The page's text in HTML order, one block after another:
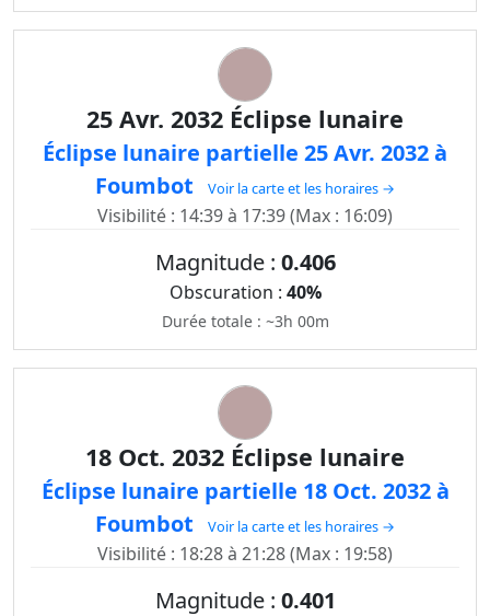
25 Avr. 2032 Éclipse lunaire
Éclipse lunaire partielle 25 Avr. 2032 à
Foumbot
Voir la carte et les horaires →
Visibilité : 14:39 à 17:39 (Max : 16:09)
Magnitude : 0.406
Obscuration : 40%
Durée totale : ~3h 00m
18 Oct. 2032 Éclipse lunaire
Éclipse lunaire partielle 18 Oct. 2032 à
Foumbot
Voir la carte et les horaires →
Visibilité : 18:28 à 21:28 (Max : 19:58)
Magnitude : 0.401